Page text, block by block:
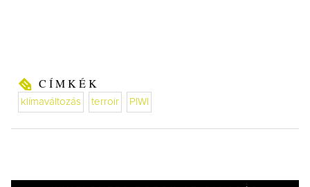
CÍMKÉK
klímaváltozás terroir PIWI